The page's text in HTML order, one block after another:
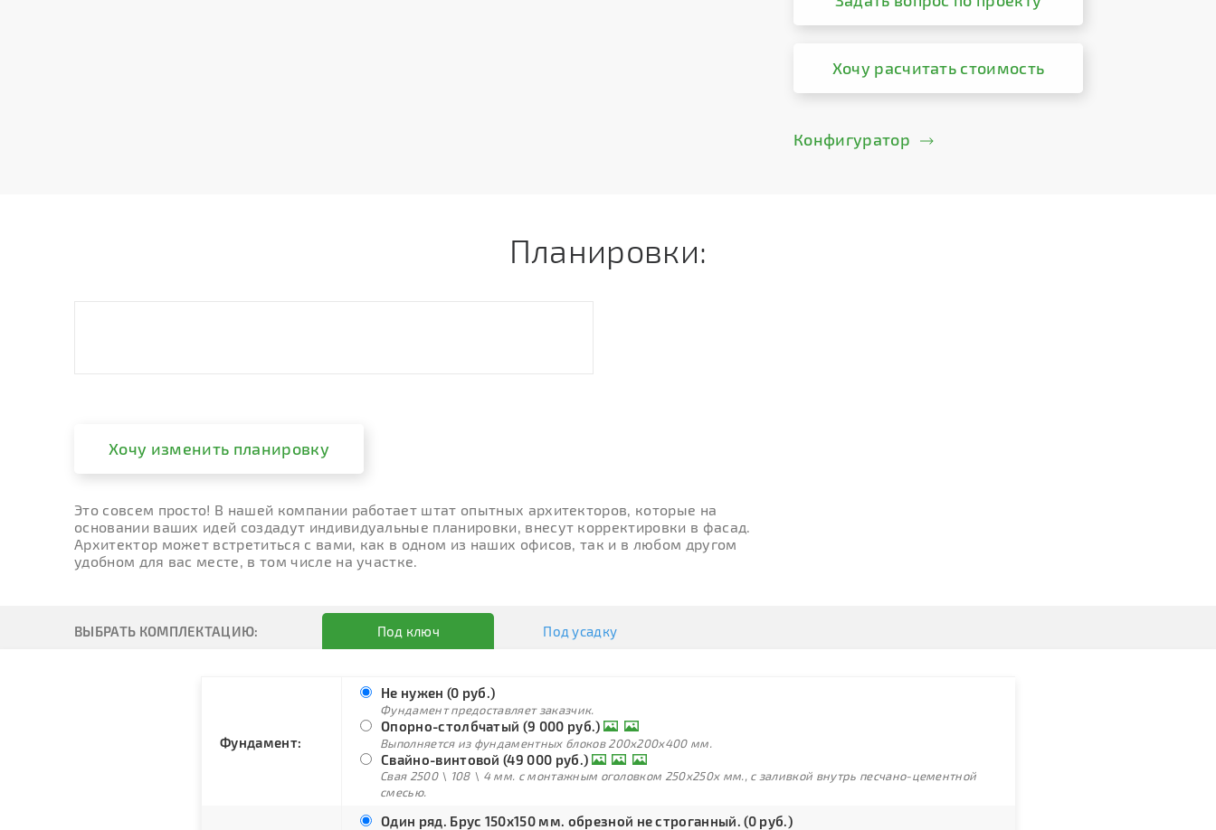
Хочу расчитать стоимость
Конфигуратор
Планировки:
Хочу изменить планировку
Это совсем просто! В нашей компании работает штат опытных архитекторов, которые на
основании ваших идей создадут индивидуальные планировки, внесут корректировки в фасад.
Архитектор может встретиться с вами, как в одном из наших офисов, так и в любом другом
удобном для вас месте, в том числе на участке.
ВЫБРАТЬ КОМПЛЕКТАЦИЮ: Под ключ Под усадку
Фундамент:
Не нужен (0 руб.)
Фундамент предоставляет заказчик.
Опорно-столбчатый (9 000 руб.)
Выполняется из фундаментных блоков 200х200х400 мм.
Свайно-винтовой (49 000 руб.)
Свая 2500 \ 108 \ 4 мм. с монтажным оголовком 250х250х мм., с заливкой внутрь песчано-цементной
смесью.
Один ряд. Брус 150х150 мм. обрезной не строганный. (0 руб.)